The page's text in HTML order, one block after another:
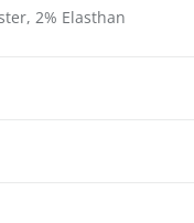
2% Elasthan